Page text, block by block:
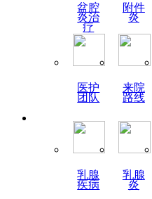
盆腔
炎治
疗
附件
炎
医护
团队
来院
路线
乳腺
疾病
乳腺
炎